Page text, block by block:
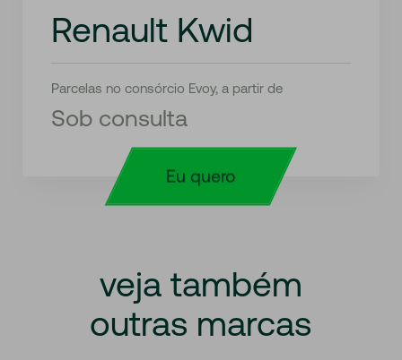
Renault Kwid
Parcelas no consórcio Evoy, a partir de
Sob consulta
Eu quero
veja também
outras marcas